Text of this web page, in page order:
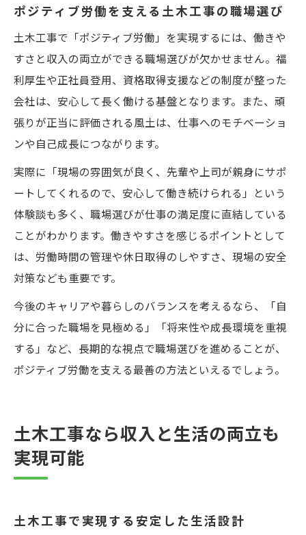
ポジティブ労働を支える土木工事の職場選び
土木工事で「ポジティブ労働」を実現するには、働きや
すさと収入の両立ができる職場選びが欠かせません。福
利厚生や正社員登用、資格取得支援などの制度が整った
会社は、安心して長く働ける基盤となります。また、頑
張りが正当に評価される風土は、仕事へのモチベーショ
ンや自己成長につながります。
実際に「現場の雰囲気が良く、先輩や上司が親身にサポ
ートしてくれるので、安心して働き続けられる」という
体験談も多く、職場選びが仕事の満足度に直結している
ことがわかります。働きやすさを感じるポイントとして
は、労働時間の管理や休日取得のしやすさ、現場の安全
対策なども重要です。
今後のキャリアや暮らしのバランスを考えるなら、「自
分に合った職場を見極める」「将来性や成長環境を重視
する」など、長期的な視点で職場選びを進めることが、
ポジティブ労働を支える最善の方法といえるでしょう。
土木工事なら収入と生活の両立も
実現可能
土木工事で実現する安定した生活設計